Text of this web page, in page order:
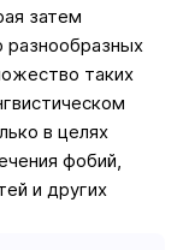
затем
таких
в целях
фобий,
и других